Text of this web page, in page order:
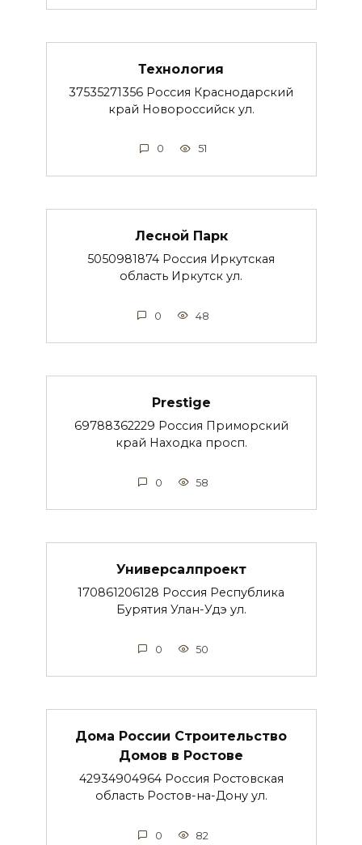
Технология
37535271356 Россия Краснодарский
край Новороссийск ул.
0 51
Лесной Парк
5050981874 Россия Иркутская
область Иркутск ул.
0 48
Prestige
69788362229 Россия Приморский
край Находка просп.
0 58
Универсалпроект
170861206128 Россия Республика
Бурятия Улан-Удэ ул.
0 50
Дома России Строительство
Домов в Ростове
42934904964 Россия Ростовская
область Ростов-на-Дону ул.
0 82